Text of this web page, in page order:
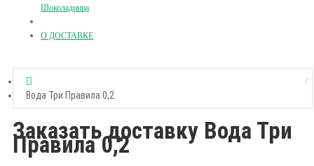
Шоколадница
О ДОСТАВКЕ
Вода Три Правила 0,2
Заказать доставку Вода Три
Правила 0,2